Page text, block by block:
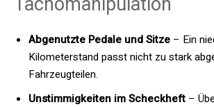
Abgenutzte Pedale und Sitze – Ein
Kilometerstand passt nicht zu stark
Fahrzeugteilen.
Unstimmigkeiten im Scheckheft –